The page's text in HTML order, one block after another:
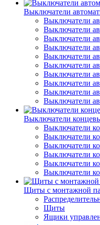
Выключатели
Выключатели
Выключатели
Выключатели
Выключатели
Выключатели
Выключатели
Выключатели
Выключатели
Выключатели
Выключатели
Выключатели
Выключатели
Выключатели
Выключатели
Выключатели
Выключатели
Выключатели
Щиты с монтажной
Щиты
Ящики